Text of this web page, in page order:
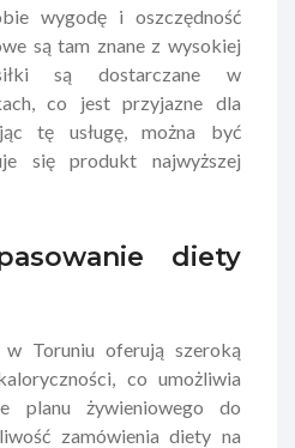
wygodę i oszczędność
są tam znane z wysokiej
są dostarczane w
co jest przyjazne dla
tę usługę, można być
się produkt najwyższej
diety
Toruniu oferują szeroką
co umożliwia
planu żywieniowego do
zamówienia diety na